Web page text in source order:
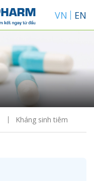
VN EN
Kháng sinh tiêm